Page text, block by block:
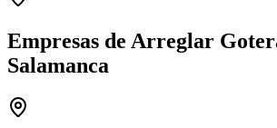
Empresas de Arreglar
Salamanca